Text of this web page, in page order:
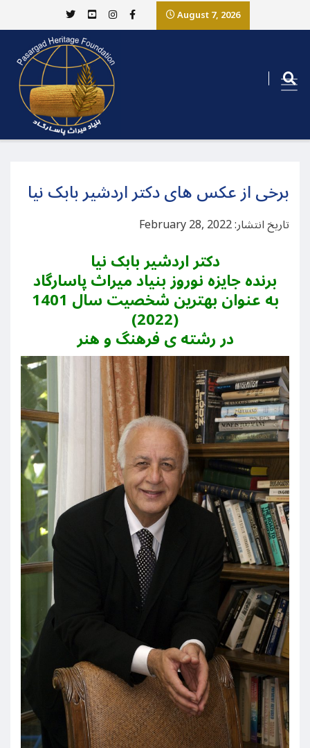
August 7, 2026
برخی از عکس های دکتر اردشیر بابک نیا
تاریخ انتشار: February 28, 2022
دکتر اردشیر بابک نیا
برنده جایزه نوروز بنیاد میراث پاسارگاد
به عنوان بهترین شخصیت سال 1401
(2022)
در رشته ی فرهنگ و هنر